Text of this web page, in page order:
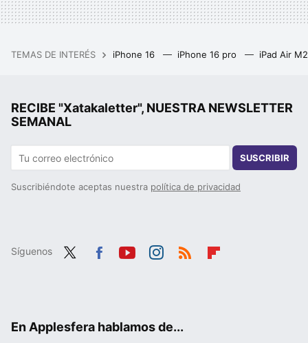
TEMAS DE INTERÉS iPhone 16 iPhone 16 pro iPad Air
RECIBE "Xatakaletter", NUESTRA NEWSLETTER
SEMANAL
SUSCRIBIR
Suscribiéndote aceptas nuestra política de privacidad
Síguenos
En Applesfera hablamos de...